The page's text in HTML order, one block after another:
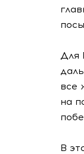
Для
все
на
В